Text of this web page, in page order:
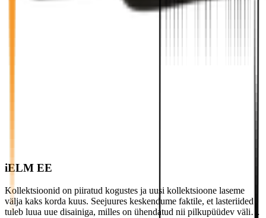
iELM EE
Kollektsioonid on piiratud kogustes ja uusi kollektsioone laseme
välja kaks korda kuus. Seejuures keskendume faktile, et lasteriided
tuleb luua uue disainiga, milles on ühendatud nii pilkupüüdev väli…